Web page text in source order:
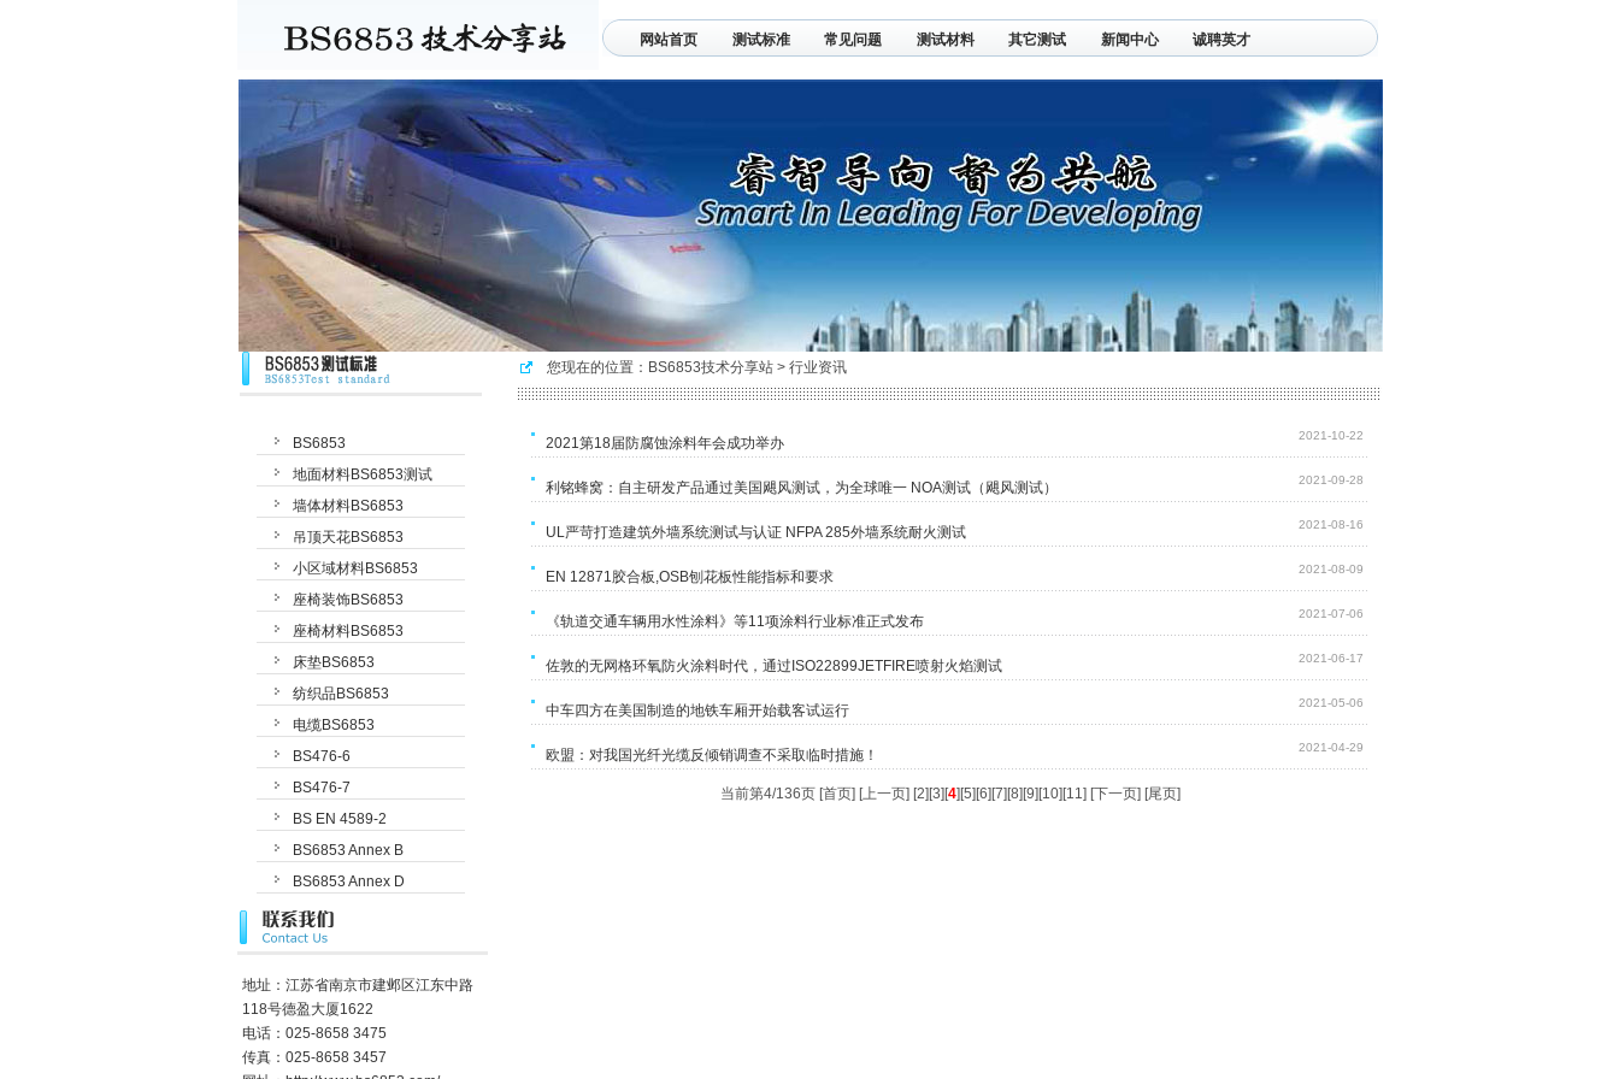
网站首页 测试标准 常见问题 测试材料 其它测试 新闻中心 诚聘英才
联系我们
您现在的位置： BS6853技术分享站 > 行业资讯
地址：江苏省南京市建邺区江东中路
118号德盈大厦1622
电话：025-8658 3475
传真：025-8658 3457
BS6853
地面材料BS6853测试
墙体材料BS6853
吊顶天花BS6853
小区域材料BS6853
座椅装饰BS6853
座椅材料BS6853
床垫BS6853
纺织品BS6853
电缆BS6853
BS476-6
BS476-7
BS EN 4589-2
BS6853 Annex B
BS6853 Annex D
2021第18届防腐蚀涂料年会成功举办 2021-10-22
利铭蜂窝：自主研发产品通过美国飓风测试，为全球唯一 NOA测试（飓风测试） 2021-09-28
UL严苛打造建筑外墙系统测试与认证 NFPA 285外墙系统耐火测试 2021-08-16
EN 12871胶合板,OSB刨花板性能指标和要求 2021-08-09
《轨道交通车辆用水性涂料》等11项涂料行业标准正式发布 2021-07-06
佐敦的无网格环氧防火涂料时代，通过ISO22899JETFIRE喷射火焰测试 2021-06-17
中车四方在美国制造的地铁车厢开始载客试运行 2021-05-06
欧盟：对我国光纤光缆反倾销调查不采取临时措施！ 2021-04-29
当前第4/136页 [首页] [上一页] [2][3][4][5][6][7][8][9][10][11] [下一页] [尾页]